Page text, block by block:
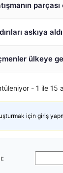
askıya
ülkeye
- 1 ile 15
için giriş